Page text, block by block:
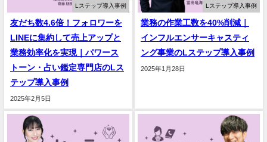
Lステップ導入事例
友だち数4.6倍！フォロワーを
LINEに集約して売上アップと
業務効率化を実現｜パワース
トーン・占い鑑定専門店のLス
テップ導入事例
2025年2月5日
Lステップ導入事例
業務の作業工数を40%削減｜
インフルエンサーキャスティ
ング事業のLステップ導入事例
2025年1月28日